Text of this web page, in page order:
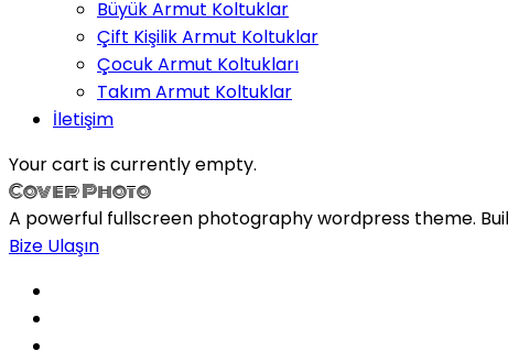
Büyük Armut Koltuklar
Çift Kişilik Armut Koltuklar
Çocuk Armut Koltukları
Takım Armut Koltuklar
İletişim
Your cart is currently empty.
Cover Photo
A powerful fullscreen photography wordpress theme.
Bize Ulaşın